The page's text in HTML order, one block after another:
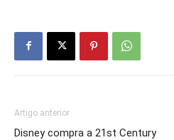
Artigo anterior
Disney compra a 21st Century